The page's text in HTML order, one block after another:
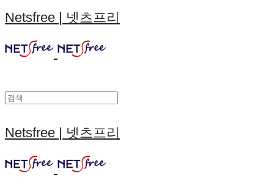
Netsfree | 넷츠프리
Netsfree | 넷츠프리